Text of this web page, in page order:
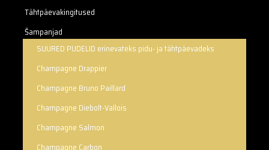
Tähtpäevakingitused
Šampanjad
SUURED PUDELID erinevateks pidu- ja tähtpäevadeks
Champagne Drappier
Champagne Bruno Paillard
Champagne Diebolt-Vallois
Champagne Salmon
Champagne Carbon